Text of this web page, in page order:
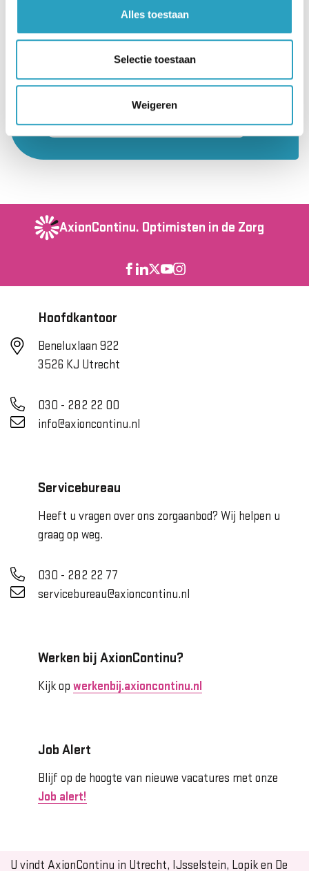
Alles toestaan
Selectie toestaan
Weigeren
Het Kwaliteitsbeeld
Het volledige rapport voor nalezen of
naslag.
AxionContinu. Optimisten in de Zorg
Hoofdkantoor
Beneluxlaan 922
3526 KJ Utrecht
030 - 282 22 00
info@axioncontinu.nl
Servicebureau
Heeft u vragen over ons zorgaanbod? Wij helpen u
graag op weg.
030 - 282 22 77
servicebureau@axioncontinu.nl
Werken bij AxionContinu?
Kijk op werkenbij.axioncontinu.nl
Job Alert
Blijf op de hoogte van nieuwe vacatures met onze
Job alert!
U vindt AxionContinu in Utrecht, IJsselstein, Lopik en De